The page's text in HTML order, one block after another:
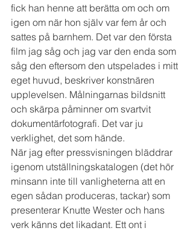
fick han henne att berätta om och om
igen om när hon själv var fem år och
sattes på barnhem. Det var den första
film jag såg och jag var den enda som
såg den eftersom den utspelades i mitt
eget huvud, beskriver konstnären
upplevelsen. Målningarnas bildsnitt
och skärpa påminner om svartvit
dokumentärfotografi. Det var ju
verklighet, det som hände.
När jag efter pressvisningen bläddrar
igenom utställningskatalogen (det hör
minsann inte till vanligheterna att en
egen sådan produceras, tackar) som
presenterar Knutte Wester och hans
verk känns det likadant. Ett ont i